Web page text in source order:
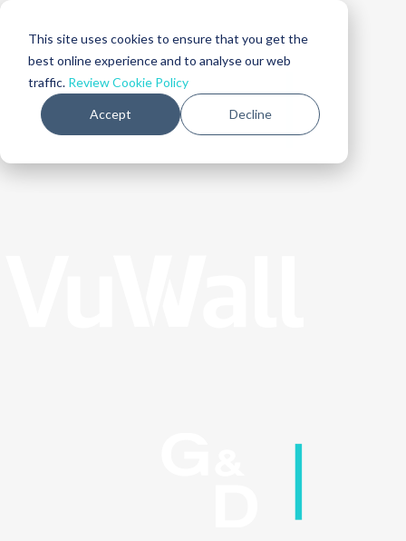
This site uses cookies to ensure that you get the
best online experience and to analyse our web
traffic. Review Cookie Policy
Accept Decline